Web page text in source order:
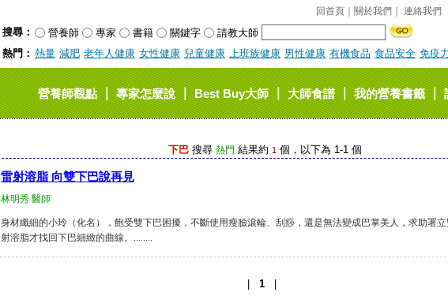
回首頁 關於我們 連絡我們
搜尋： 營養師 專家 書籍 關鍵字
請教大師
熱門： 熱量 減肥 老年人健康 女性健康 兒童健康 上班族健康 男性健康 有機食品 食品安全 免疫力
營養師觀點｜專家怎麼說｜Best Buy大師｜大師食譜｜我的營養書籤｜
下巴搜尋 熱門 結果約 1個，以下為 1-1 個
雷射溶脂 向雙下巴說再見
林明秀 醫師
身材纖細的小玲（化名），飽受雙下巴困擾，不斷使用瘦臉滾輪、刮痧，還是無法變成巴掌美人，求助署
射溶脂才找回下巴細緻的曲線。........
1|